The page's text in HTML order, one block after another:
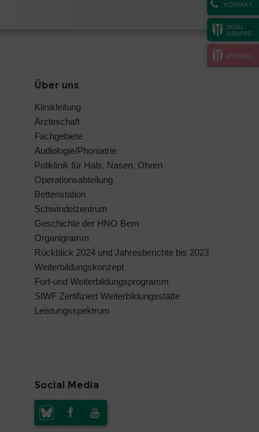
KONTAKT
INSEL
GRUPPE
MYINSEL
Über uns
Klinikleitung
Ärzteschaft
Fachgebiete
Audiologie/Phoniatrie
Poliklinik für Hals, Nasen, Ohren
Operationsabteilung
Bettenstation
Schwindelzentrum
Geschichte der HNO Bern
Organigramm
Rückblick 2024 und Jahresberichte bis 2023
Weiterbildungskonzept
Fort-und Weiterbildungsprogramm
SIWF Zertifiziert Weiterbildungsstätte
Leistungsspektrum
Social Media